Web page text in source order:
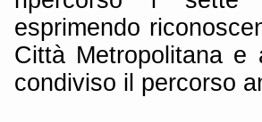
esprimendo
Città Metropolitana
condiviso il percorso